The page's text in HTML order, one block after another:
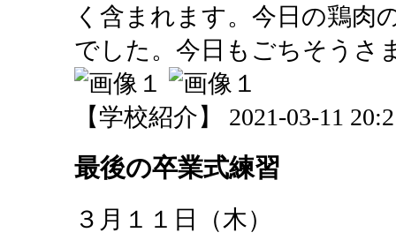
く含まれます。今日の鶏肉
でした。今日もごちそうさ
【学校紹介】 2021-03-11
最後の卒業式練習
３月１１日（木）